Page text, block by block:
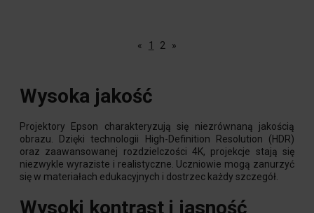
« 1 2 »
Wysoka jakość
Projektory Epson charakteryzują się niezrównaną jakością
obrazu. Dzięki technologii High-Definition Resolution (HDR)
oraz zaawansowanej rozdzielczości 4K, projekcje stają się
niezwykle wyraziste i realistyczne. Uczniowie mogą zanurzyć
się w materiałach edukacyjnych i dostrzec każdy szczegół.
Wysoki kontrast i jasność